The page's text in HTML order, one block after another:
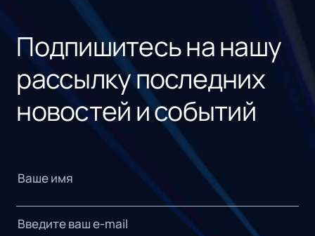
Подпишитесь на нашу
рассылку последних
новостей и событий